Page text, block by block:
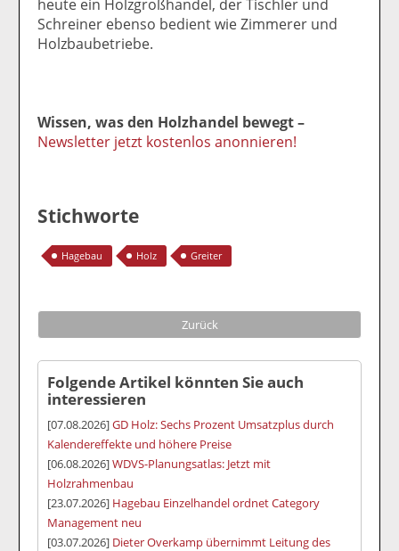
heute ein Holzgroßhandel, der Tischler und
Schreiner ebenso bedient wie Zimmerer und
Holzbaubetriebe.
Wissen, was den Holzhandel bewegt –
Newsletter jetzt kostenlos anonnieren!
Stichworte
Hagebau Holz Greiter
Zurück
Folgende Artikel könnten Sie auch
interessieren
[07.08.2026]GD Holz: Sechs Prozent Umsatzplus durch
Kalendereffekte und höhere Preise
[06.08.2026]WDVS-Planungsatlas: Jetzt mit
Holzrahmenbau
[23.07.2026] Hagebau Einzelhandel ordnet Category
Management neu
[03.07.2026] Dieter Overkamp übernimmt Leitung des